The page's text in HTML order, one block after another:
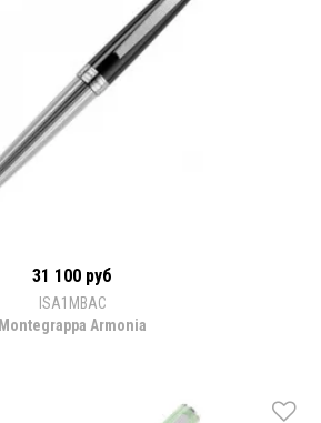
31 100 руб
ISA1MBAC
Montegrappa Armonia